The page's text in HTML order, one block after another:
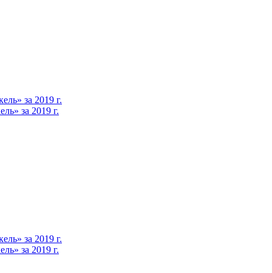
за 2019 г.
за 2019 г.
за 2019 г.
за 2019 г.